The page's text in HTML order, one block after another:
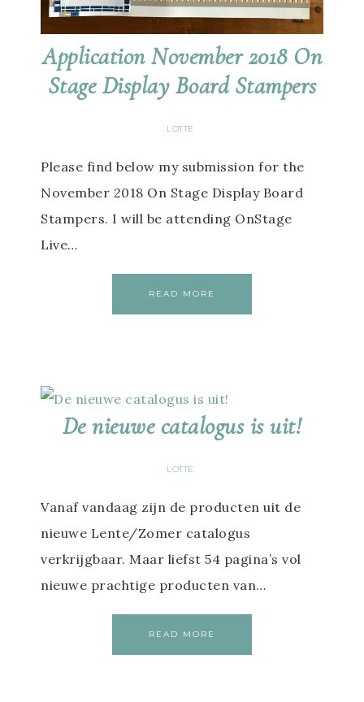
Application November 2018 On
Stage Display Board Stampers
LOTTE
Please find below my submission for the
November 2018 On Stage Display Board
Stampers. I will be attending OnStage
Live…
READ MORE
De nieuwe catalogus is uit!
LOTTE
Vanaf vandaag zijn de producten uit de
nieuwe Lente/Zomer catalogus
verkrijgbaar. Maar liefst 54 pagina’s vol
nieuwe prachtige producten van…
READ MORE